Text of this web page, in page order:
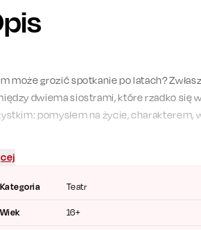
Kategoria Teatr
Wiek 16+
może grozić spotkanie po latach?
dwiema siostrami, które rzadko się
pomysłem na życie, charakterem,
myszką z bogactwem sekretów (Beata
zwrotów akcji.
„Dom weselny” oparty jest na